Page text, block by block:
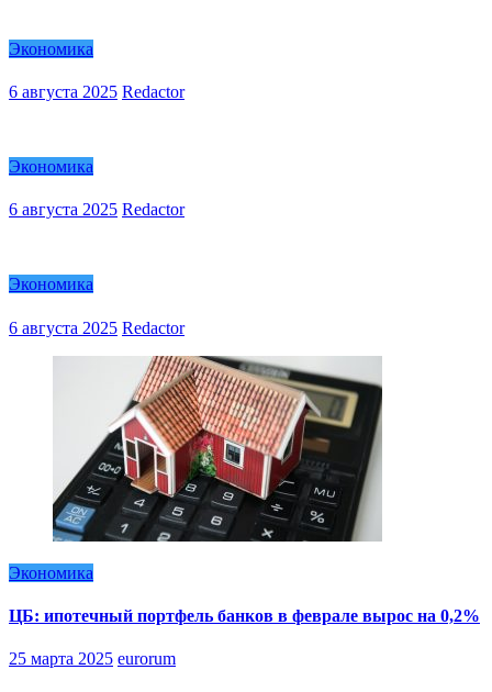
Экономика
6 августа 2025 Redactor
Экономика
6 августа 2025 Redactor
Экономика
6 августа 2025 Redactor
Экономика
ЦБ: ипотечный портфель банков в феврале вырос на 0,2%
25 марта 2025 eurorum